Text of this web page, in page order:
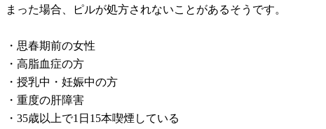
まった場合、ピルが処方されないことがあるそうです。
・思春期前の女性
・高脂血症の方
・授乳中・妊娠中の方
・重度の肝障害
・35歳以上で1日15本喫煙している